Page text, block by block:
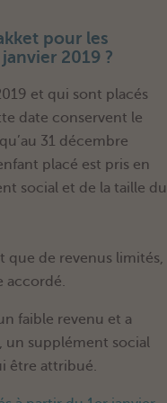
pour les
2019 ?
et qui sont placés
date conservent le
31 décembre
placé est pris en
social et de la taille du
que de revenus limités,
accordé.
faible revenu et a
un supplément social
être attribué.